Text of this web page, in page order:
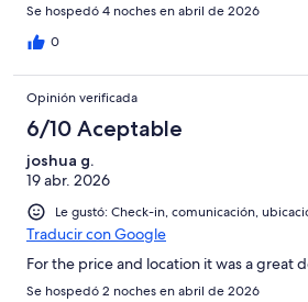
Se hospedó 4 noches en abril de 2026
0
Opinión verificada
6/10 Aceptable
joshua g.
19 abr. 2026
Le gustó: Check-in, comunicación,
Traducir con Google
For the price and location it was a great
Se hospedó 2 noches en abril de 2026